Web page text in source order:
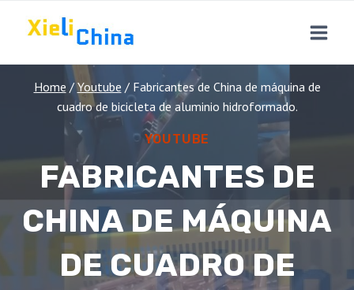
Home / Youtube / Fabricantes de China de máquina de
cuadro de bicicleta de aluminio hidroformado.
YOUTUBE
FABRICANTES DE
CHINA DE MÁQUINA
DE CUADRO DE